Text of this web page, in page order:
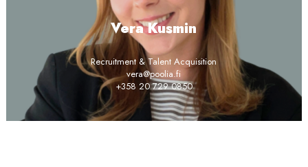
Vera Kusmin
Recruitment & Talent Acquisition
vera@poolia.fi
+358 20 729 0850